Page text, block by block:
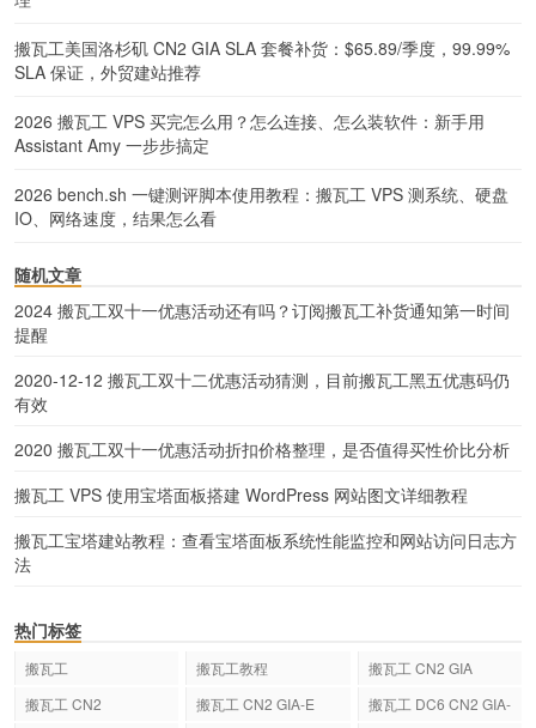
搬瓦工美国洛杉矶 CN2 GIA SLA 套餐补货：$65.89/季度，99.99%
SLA 保证，外贸建站推荐
2026 搬瓦工 VPS 买完怎么用？怎么连接、怎么装软件：新手用
Assistant Amy 一步步搞定
2026 bench.sh 一键测评脚本使用教程：搬瓦工 VPS 测系统、硬盘
IO、网络速度，结果怎么看
随机文章
2024 搬瓦工双十一优惠活动还有吗？订阅搬瓦工补货通知第一时间
提醒
2020-12-12 搬瓦工双十二优惠活动猜测，目前搬瓦工黑五优惠码仍
有效
2020 搬瓦工双十一优惠活动折扣价格整理，是否值得买性价比分析
搬瓦工 VPS 使用宝塔面板搭建 WordPress 网站图文详细教程
搬瓦工宝塔建站教程：查看宝塔面板系统性能监控和网站访问日志方
法
热门标签
搬瓦工 搬瓦工教程
搬瓦工 CN2 GIA
搬瓦工 CN2
搬瓦工 CN2 GIA-E
搬瓦工 DC6 CN2 GIA-